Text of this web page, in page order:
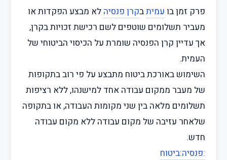
פרק זמן בו עמיתבקרן פנסיה לא מבצע הפקדות או
מעביר תשלומים שוטפים לשם רכישת זכויות בקרן,
אך עדיין קרן הפנסיה שומרת על הכיסוי הביטוחי של
העמית.
השימוש באורכת ביטוח מתבצע על פי רוב בתקופות
של מעבר ממקום עבודה אחד למישנהו, ללא רציפות
תשלומים מלאה בין שני מקומות העבודה, או בתקופה
שלאחר עזיבה של מקום עבודה ללא מקום עבודה
חדש.
:פנסיה:ביטוח